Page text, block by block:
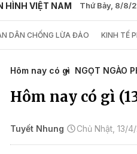
HÌNH VIỆT NAM Thứ Bảy, 8/8/
DÂN CHỐNG LỪA ĐẢO KINH TẾ
Hôm nay có gì NGỌT NGÀO
Hôm nay có gì
Tuyết Nhung Chủ Nhật, 13/